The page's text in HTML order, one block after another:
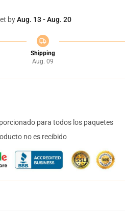
byAug. 13 - Aug. 20
Shipping
Aug. 09
para todos los paquetes
no es recibido